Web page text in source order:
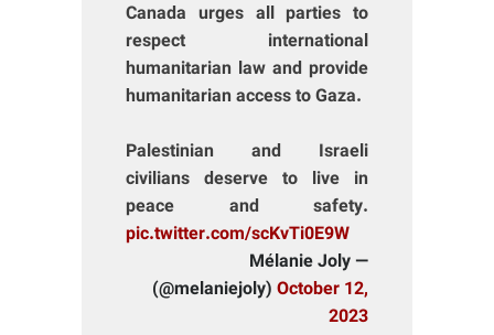
Canada urges all parties to
respect international
humanitarian law and provide
humanitarian access to Gaza.
Palestinian and Israeli
civilians deserve to live in
peace and safety.
pic.twitter.com/scKvTi0E9W
— Mélanie Joly
(@melaniejoly) October 12,
2023